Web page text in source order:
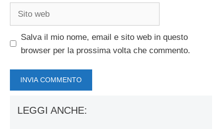
Salva il mio nome, email e sito web in questo
browser per la prossima volta che commento.
LEGGI ANCHE: